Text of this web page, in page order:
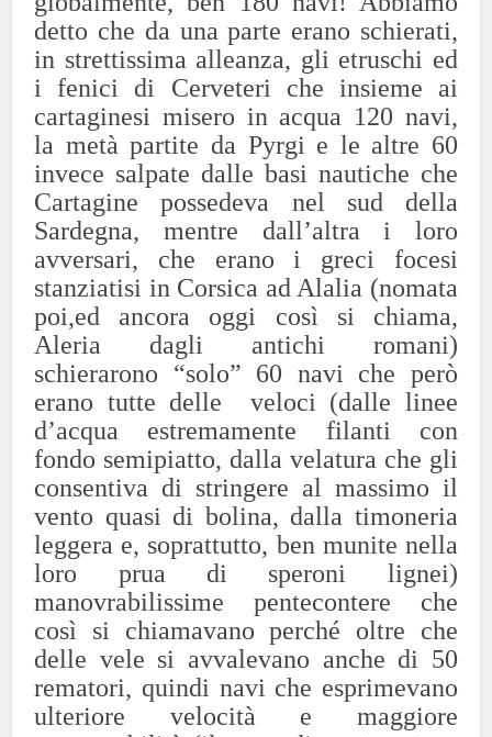
detto che da una parte erano schierati,
in strettissima alleanza, gli etruschi ed
i fenici di Cerveteri che insieme ai
cartaginesi misero in acqua 120 navi,
la metà partite da Pyrgi e le altre 60
invece salpate dalle basi nautiche che
Cartagine possedeva nel sud della
Sardegna, mentre dall’altra i loro
avversari, che erano i greci focesi
stanziatisi in Corsica ad Alalia (nomata
poi,ed ancora oggi così si chiama,
Aleria dagli antichi romani)
schierarono “solo” 60 navi che però
erano tutte delle veloci (dalle linee
d’acqua estremamente filanti con
fondo semipiatto, dalla velatura che gli
consentiva di stringere al massimo il
vento quasi di bolina, dalla timoneria
leggera e, soprattutto, ben munite nella
loro prua di speroni lignei)
manovrabilissime pentecontere che
così si chiamavano perché oltre che
delle vele si avvalevano anche di 50
rematori, quindi navi che esprimevano
ulteriore velocità e maggiore